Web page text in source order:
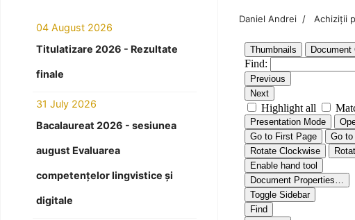
04 August 2026
Titulatizare 2026 - Rezultate
finale
31 July 2026
Bacalaureat 2026 - sesiunea
august Evaluarea
competențelor lingvistice și
digitale
Daniel Andrei Achiziții